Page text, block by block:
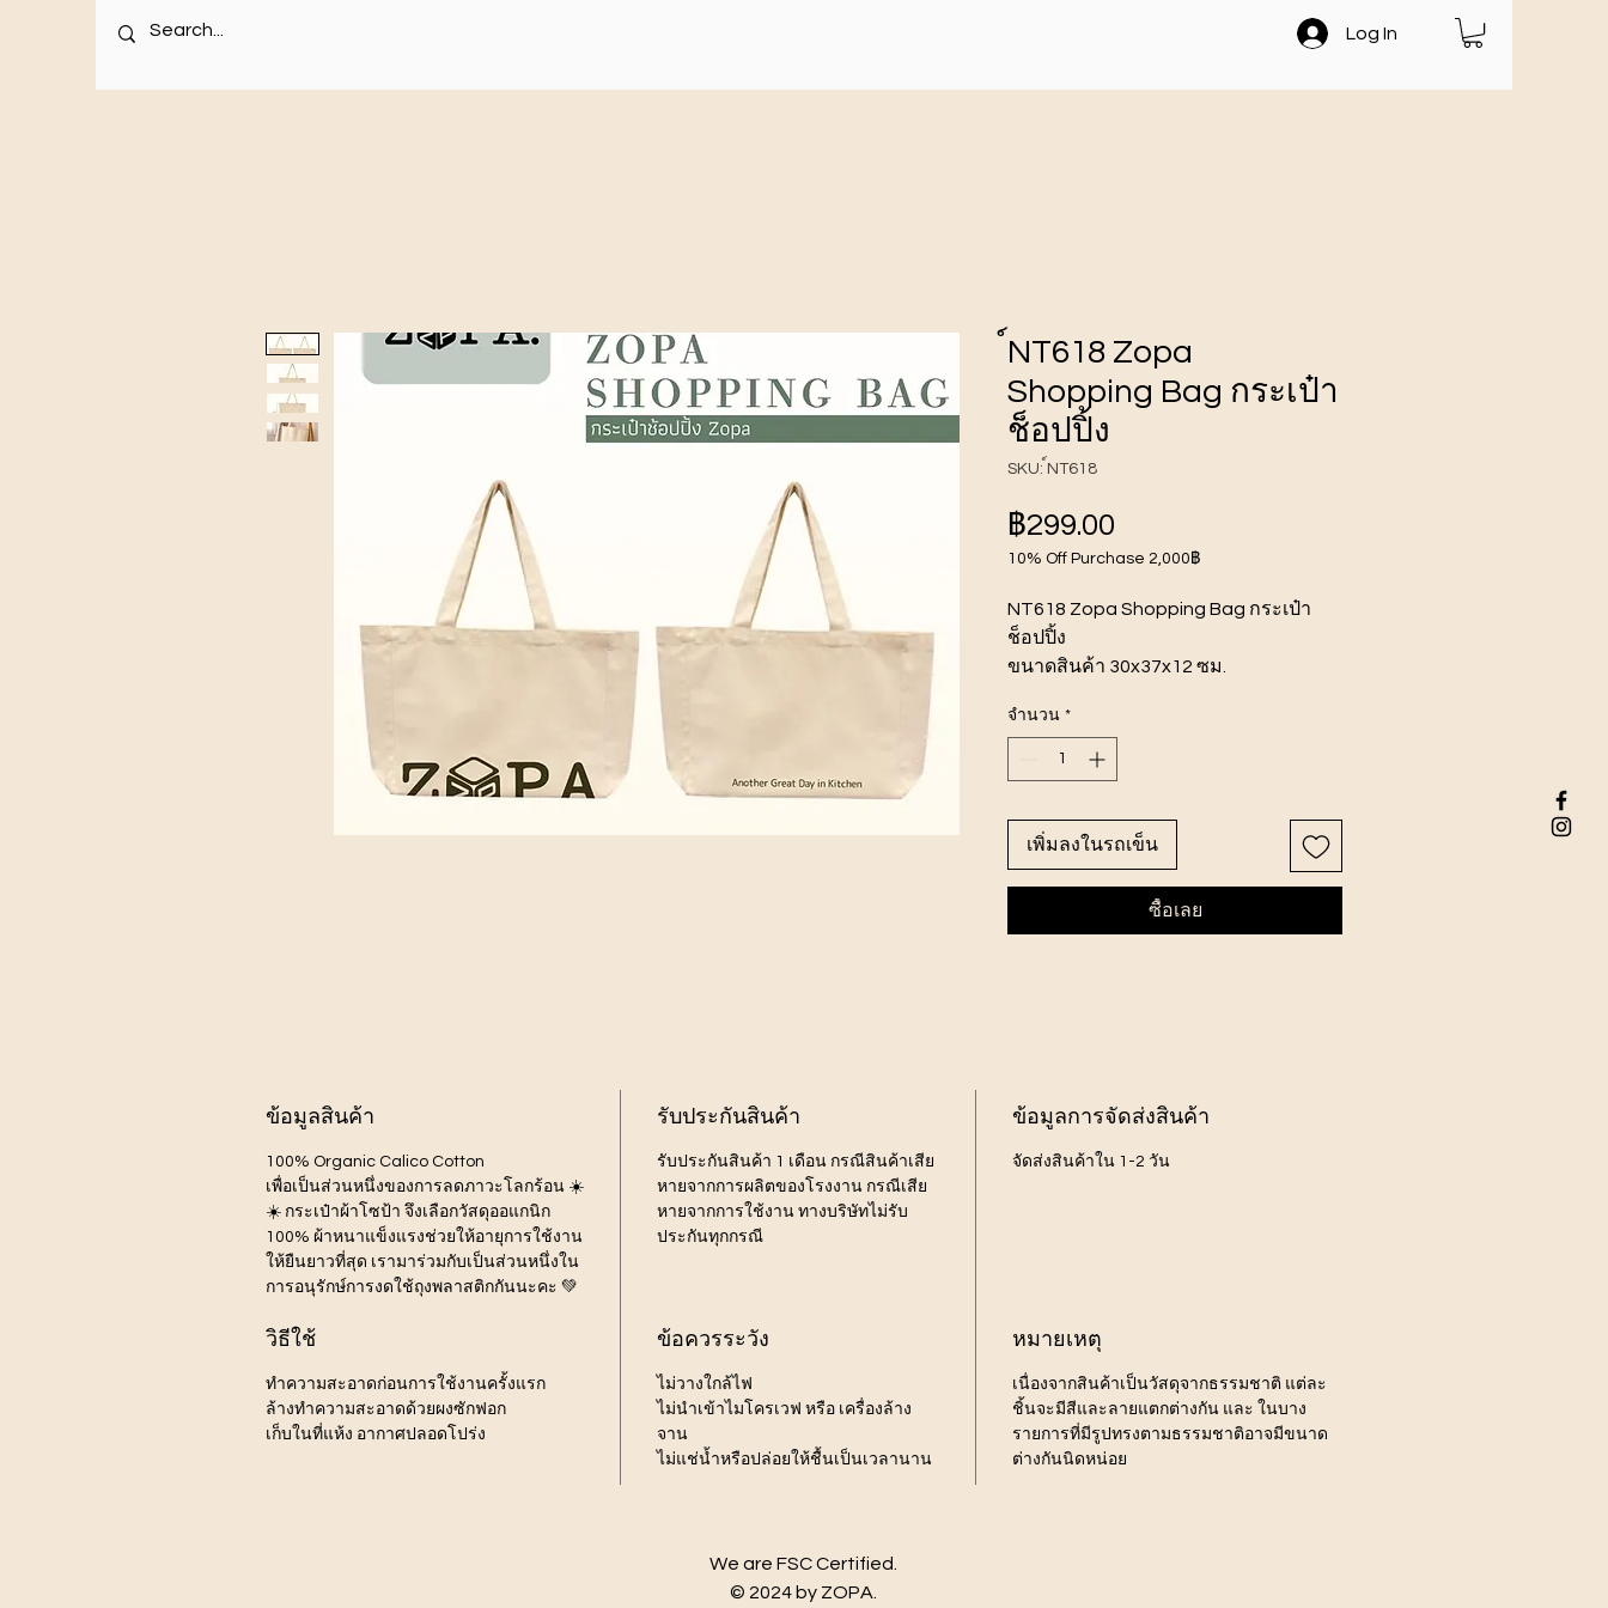
Log In
์NT618 Zopa
Shopping Bag กระเป๋า
ช็อปปิ้ง
SKU: ์NT618
฿299.00
10% Off Purchase 2,000฿
NT618 Zopa Shopping Bag กระเป๋า
ช็อปปิ้ง
ขนาดสินค้า 30x37x12 ซม.
จำนวน *
เพิ่มลงในรถเข็น
ซื้อเลย
ข้อมูลสินค้า
100% Organic Calico Cotton
เพื่อเป็นส่วนหนึ่งของการลดภาวะโลกร้อน ☀️
☀️ กระเป๋าผ้าโซป้า จึงเลือกวัสดุออแกนิก
100% ผ้าหนาแข็งแรงช่วยให้อายุการใช้งาน
ให้ยืนยาวที่สุด เรามาร่วมกับเป็นส่วนหนึ่งใน
การอนุรักษ์การงดใช้ถุงพลาสติกกันนะคะ 💚
รับประกันสินค้า
รับประกันสินค้า 1 เดือน กรณีสินค้าเสีย
หายจากการผลิตของโรงงาน กรณีเสีย
หายจากการใช้งาน ทางบริษัทไม่รับ
ประกันทุกกรณี
ข้อมูลการจัดส่งสินค้า
จัดส่งสินค้าใน 1-2 วัน
วิธีใช้
ทำความสะอาดก่อนการใช้งานครั้งแรก
ล้างทำความสะอาดด้วยผงซักฟอก
เก็บในที่แห้ง อากาศปลอดโปร่ง
ข้อควรระวัง
ไม่วางใกล้ไฟ
ไม่นำเข้าไมโครเวฟ หรือ เครื่องล้าง
จาน
ไม่แช่น้ำหรือปล่อยให้ชื้นเป็นเวลานาน
หมายเหตุ
เนื่องจากสินค้าเป็นวัสดุจากธรรมชาติ แต่ละ
ชิ้นจะมีสีและลายแตกต่างกัน และ ในบาง
รายการที่มีรูปทรงตามธรรมชาติอาจมีขนาด
ต่างกันนิดหน่อย
We are FSC Certified.
© 2024 by ZOPA.